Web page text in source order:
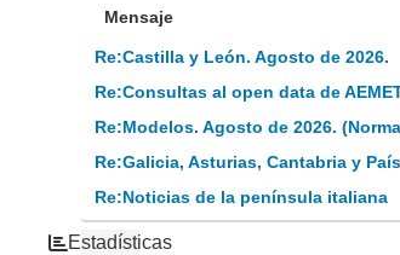
Mensaje
Re:Castilla y León. Agosto de 2026.
Re:Consultas al open data de
Re:Modelos. Agosto de 2026.
Re:Galicia, Asturias, Cantabria y
Re:Noticias de la península italiana
Estadísticas